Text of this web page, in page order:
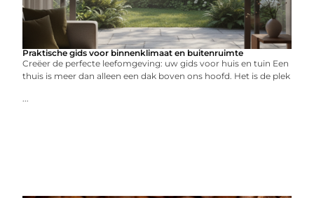
Praktische gids voor binnenklimaat en buitenruimte
Creëer de perfecte leefomgeving: uw gids voor huis en tuin Een
thuis is meer dan alleen een dak boven ons hoofd. Het is de plek
...